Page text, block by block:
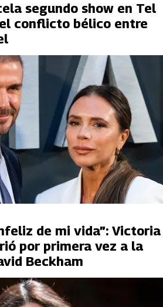
segundo show en Tel
conflicto bélico entre
de mi vida”: Victoria
por primera vez a la
Beckham